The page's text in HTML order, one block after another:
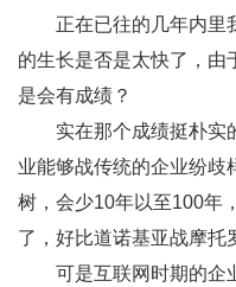
正在已往的几年内里
的生长是否是太快了，由
是会有成绩？
实在那个成绩挺朴实
业能够战传统的企业纷歧
树，会少10年以至100年
了，好比道诺基亚战摩托
可是互联网时期的企